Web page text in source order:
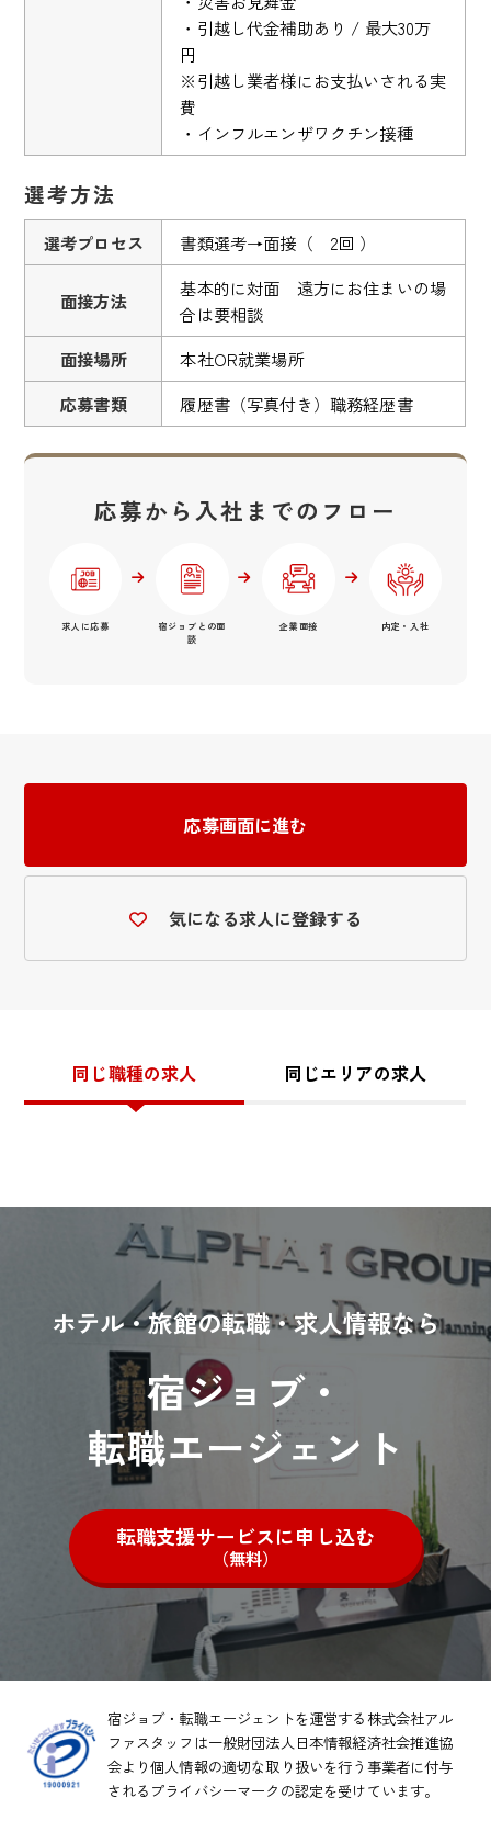
・引越し代金補助あり / 最大30万
円
※引越し業者様にお支払いされる実
費
・インフルエンザワクチン接種
選考方法
選考プロセス 書類選考→面接（ 2回 ）
面接方法
基本的に対面 遠方にお住まいの場
合は要相談
面接場所
本社OR就業場所
応募書類
履歴書（写真付き）職務経歴書
応募から入社までのフロー
求人に応募
宿ジョブとの面
談
企業面接 内定・入社
応募画面に進む
気になる求人に登録する
同じ職種の求人 同じエリアの求人
ホテル・旅館の転職・求人情報なら
宿ジョブ・
転職エージェント
転職支援サービスに申し込む
（無料）
宿ジョブ・転職エージェントを運営する株式会社アル
ファスタッフは一般財団法人日本情報経済社会推進協
会より個人情報の適切な取り扱いを行う事業者に付与
されるプライバシーマークの認定を受けています。